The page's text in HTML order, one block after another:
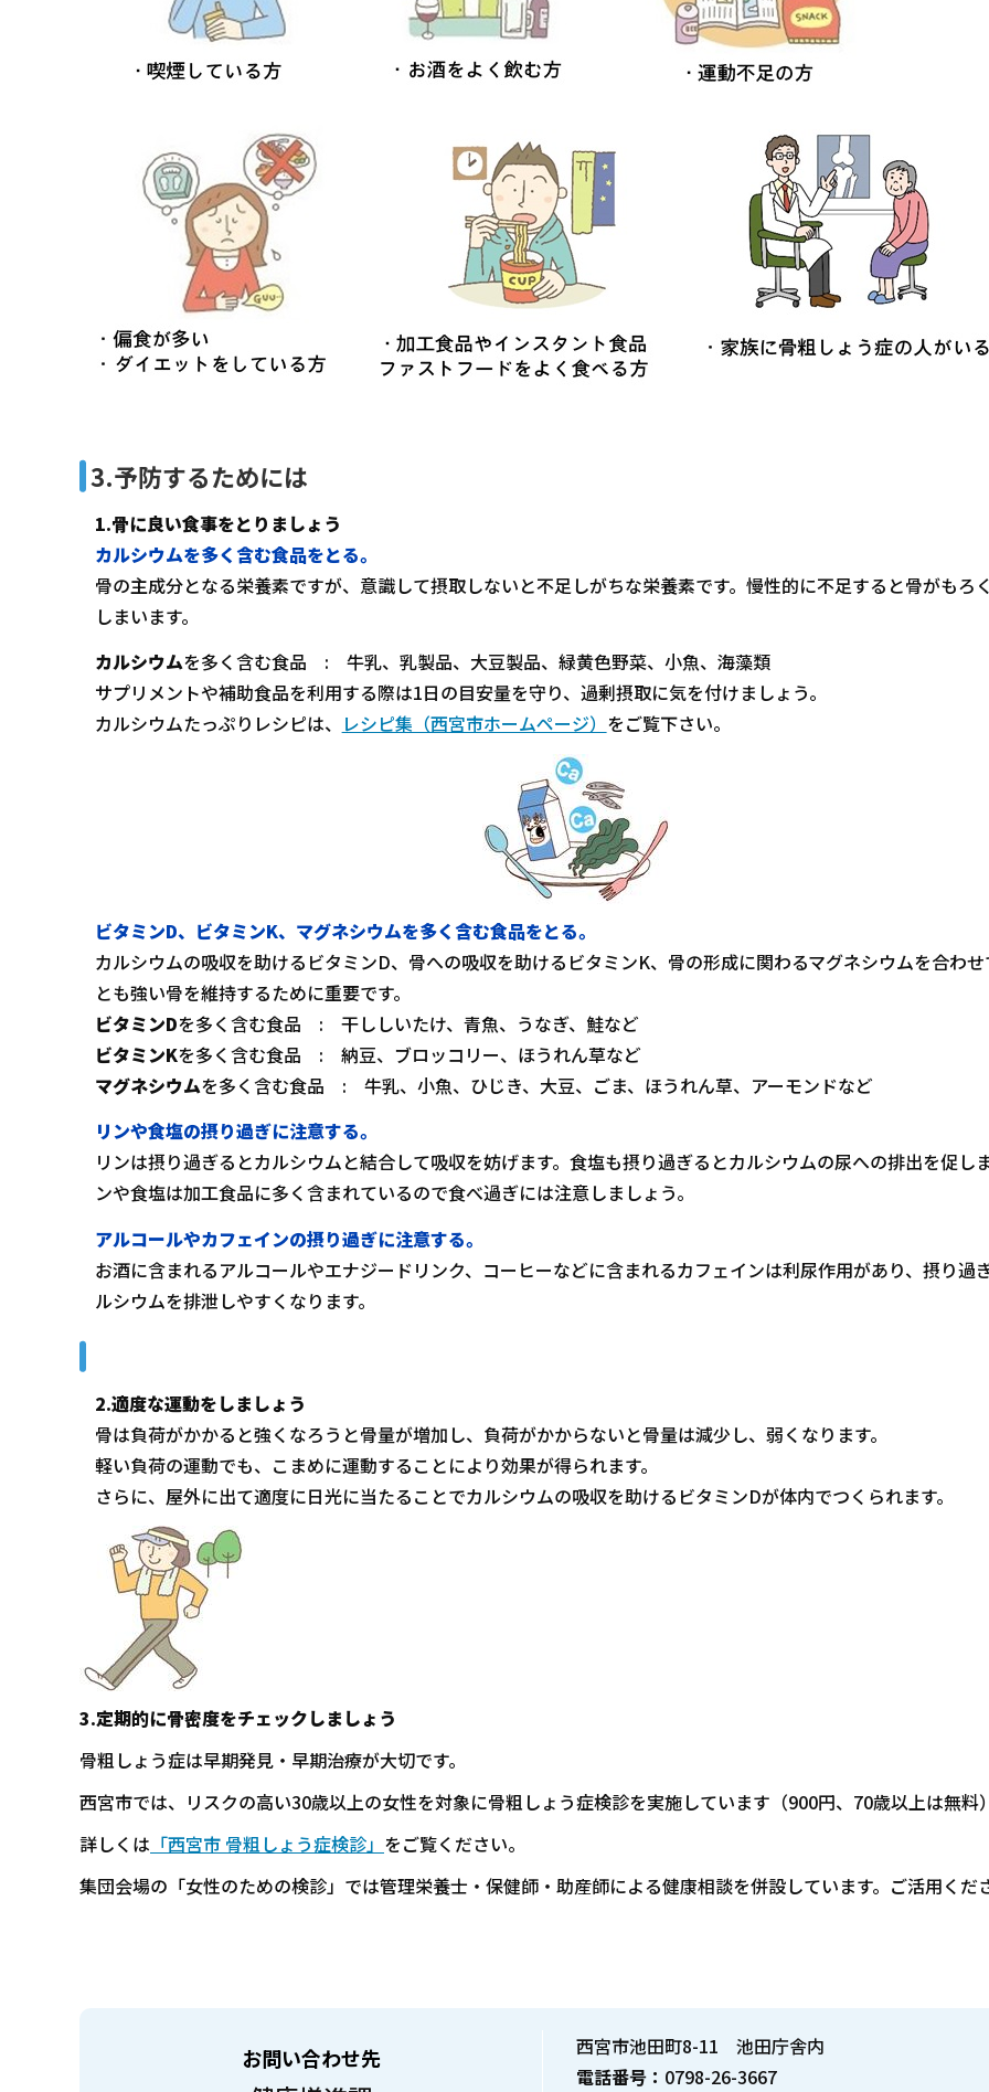
3.予防するためには
1.骨に良い食事をとりましょう
カルシウムを多く含む食品をとる。
骨の主成分となる栄養素ですが、意識して摂取しないと不足しがちな栄養素です。慢性的に不足すると骨がもろ
しまいます。
カルシウムを多く含む食品 : 牛乳、乳製品、大豆製品、緑黄色野菜、小魚、海藻類
サプリメントや補助食品を利用する際は1日の目安量を守り、過剰摂取に気を付けましょう。
カルシウムたっぷりレシピは、 レシピ集（西宮市ホームページ） をご覧下さい。
ビタミンD、ビタミンK、マグネシウムを多く含む食品をとる。
カルシウムの吸収を助けるビタミンD、骨への吸収を助けるビタミンK、骨の形成に関わるマグネシウムを合わ
とも強い骨を維持するために重要です。
ビタミンDを多く含む食品 : 干ししいたけ、青魚、うなぎ、鮭など
ビタミンKを多く含む食品 : 納豆、ブロッコリー、ほうれん草など
マグネシウムを多く含む食品 : 牛乳、小魚、ひじき、大豆、ごま、ほうれん草、アーモンドなど
リンや食塩の摂り過ぎに注意する。
リンは摂り過ぎるとカルシウムと結合して吸収を妨げます。食塩も摂り過ぎるとカルシウムの尿への排出を促し
ンや食塩は加工食品に多く含まれているので食べ過ぎには注意しましょう。
アルコールやカフェインの摂り過ぎに注意する。
お酒に含まれるアルコールやエナジードリンク、コーヒーなどに含まれるカフェインは利尿作用があり、摂り過
ルシウムを排泄しやすくなります。
2.適度な運動をしましょう
骨は負荷がかかると強くなろうと骨量が増加し、負荷がかからないと骨量は減少し、弱くなります。
軽い負荷の運動でも、こまめに運動することにより効果が得られます。
さらに、屋外に出て適度に日光に当たることでカルシウムの吸収を助けるビタミンDが体内でつくられます。
3.定期的に骨密度をチェックしましょう
骨粗しょう症は早期発見・早期治療が大切です。
西宮市では、リスクの高い30歳以上の女性を対象に骨粗しょう症検診を実施しています（900円、70歳以上は無料
詳しくは 「西宮市 骨粗しょう症検診」 をご覧ください。
集団会場の「女性のための検診」では管理栄養士・保健師・助産師による健康相談を併設しています。ご活用くだ
お問い合わせ先
西宮市池田町8-11 池田庁舎内
電話番号： 0798-26-3667